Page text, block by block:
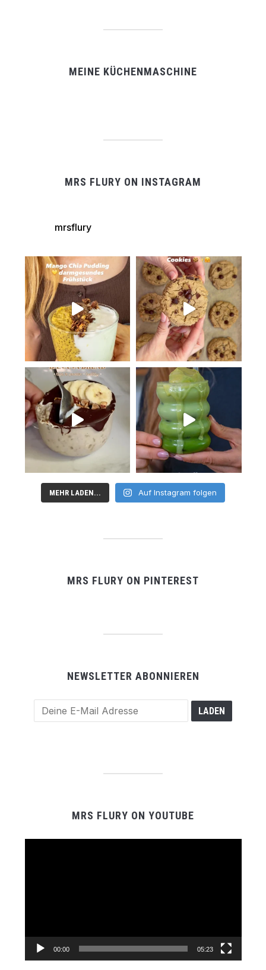
MEINE KÜCHENMASCHINE
MRS FLURY ON INSTAGRAM
mrsflury
MEHR LADEN... Auf Instagram folgen
MRS FLURY ON PINTEREST
NEWSLETTER ABONNIEREN
MRS FLURY ON YOUTUBE
00:00 05:23